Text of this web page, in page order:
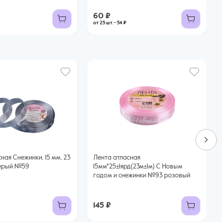
60 ₽
от 25 шт. - 54 ₽
Снежинки, 15 мм, 23
№59
Лента атласная
15мм*25±1ярд(23м±1м) С Новым
годом и снежинки №93 розовый
145 ₽